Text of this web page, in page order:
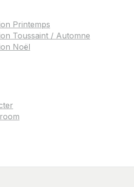
Printemps
Toussaint / Automne
Noël